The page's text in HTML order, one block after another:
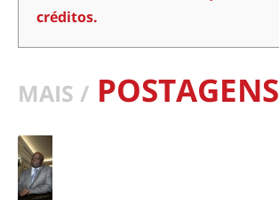
créditos.
MAIS / POSTAGENS